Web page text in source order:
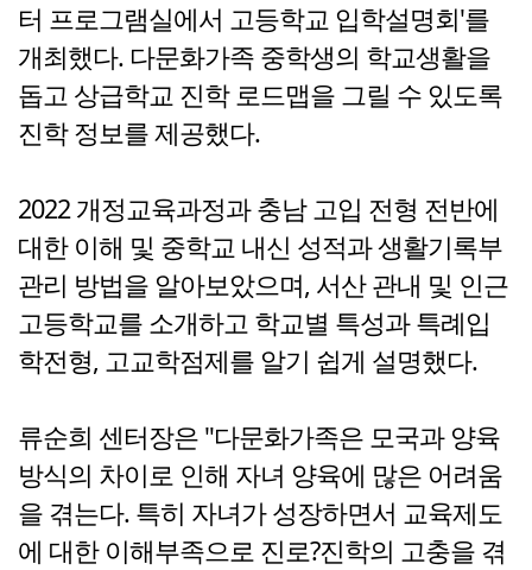
터 프로그램실에서 고등학교 입학설명회'를
개최했다. 다문화가족 중학생의 학교생활을
돕고 상급학교 진학 로드맵을 그릴 수 있도록
진학 정보를 제공했다.
2022 개정교육과정과 충남 고입 전형 전반에
대한 이해 및 중학교 내신 성적과 생활기록부
관리 방법을 알아보았으며, 서산 관내 및 인근
고등학교를 소개하고 학교별 특성과 특례입
학전형, 고교학점제를 알기 쉽게 설명했다.
류순희 센터장은 "다문화가족은 모국과 양육
방식의 차이로 인해 자녀 양육에 많은 어려움
을 겪는다. 특히 자녀가 성장하면서 교육제도
에 대한 이해부족으로 진로?진학의 고충을 겪